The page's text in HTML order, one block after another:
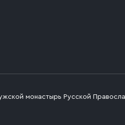
монастырь Русской